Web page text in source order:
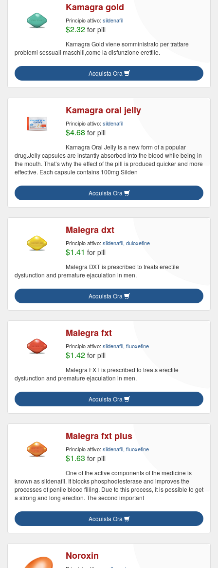
Kamagra gold
Principio attivo: sildenafil
$2.32 for pill
Kamagra Gold viene somministrato per trattare
problemi sessuali maschili,come la disfunzione erettile.
Acquista Ora
Kamagra oral jelly
Principio attivo: sildenafil
$4.68 for pill
Kamagra Oral Jelly is a new form of a popular
drug.Jelly capsules are instantly absorbed into the blood while being in
the mouth. That’s why the effect of the pill is produced quicker and more
effective. Each capsule contains 100mg Silden
Acquista Ora
Malegra dxt
Principio attivo: sildenafil, duloxetine
$1.41 for pill
Malegra DXT is prescribed to treats erectile
dysfunction and premature ejaculation in men.
Acquista Ora
Malegra fxt
Principio attivo: sildenafil, fluoxetine
$1.42 for pill
Malegra FXT is prescribed to treats erectile
dysfunction and premature ejaculation in men.
Acquista Ora
Malegra fxt plus
Principio attivo: sildenafil, fluoxetine
$1.63 for pill
One of the active components of the medicine is
known as sildenafil. It blocks phosphodiesterase and improves the
processes of penile blood filling. Due to this process, it is possible to get
a strong and long erection. The second important
Acquista Ora
Noroxin